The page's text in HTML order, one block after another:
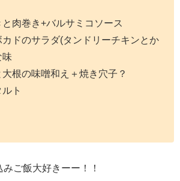
肉巻き+バルサミコソース
ドのサラダ(タンドリーチキンとか
味
根の味噌和え＋焼き穴子？
ト
ご飯大好きーー！！